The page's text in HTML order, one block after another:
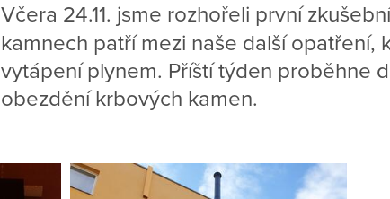
Včera 24.11. jsme rozhořeli první
kamnech patří mezi naše další opatření,
vytápení plynem. Příští týden proběhne
obezdění krbových kamen.